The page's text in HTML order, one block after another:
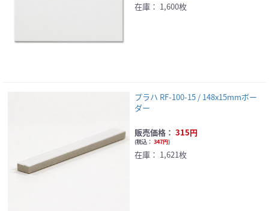
在庫： 1,600枚
プラハ RF-100-15 / 148x15mmボー
ダー
販売価格： 315円
(税込： 347円)
在庫： 1,621枚